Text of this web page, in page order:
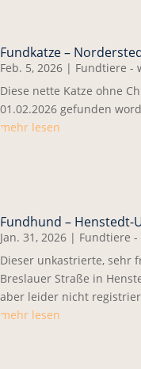
Fundkatze –
Feb. 5, 2026 | Fundtiere -
Diese nette Katze ohne
01.02.2026 gefunden
mehr lesen
Fundhund – Henstedt-
Jan. 31, 2026 | Fundtiere
Dieser unkastrierte, sehr
Breslauer Straße in
aber leider nicht
mehr lesen